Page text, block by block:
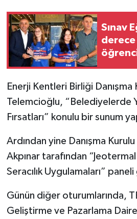
Sınav
derece
Enerji Kentleri Birliği Danışma
Telemcioğlu, “Belediyelerde
Fırsatları” konulu bir sunum
Ardından yine Danışma
Akpınar tarafından “Jeotermal
Seracılık Uygulamaları”
Günün diğer oturumlarında,
Geliştirme ve Pazarlama